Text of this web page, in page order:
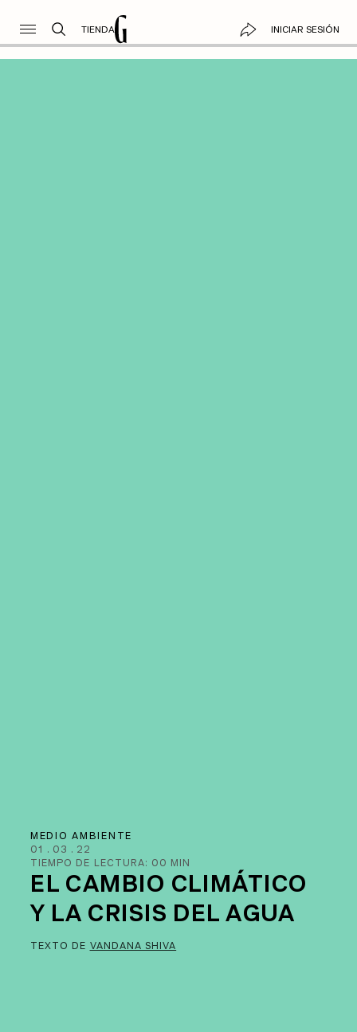
TIENDA INICIAR SESIÓN
MEDIO AMBIENTE
01 . 03 . 22
TIEMPO DE LECTURA: 00 MIN
EL CAMBIO CLIMÁTICO
Y LA CRISIS DEL AGUA
TEXTO DE VANDANA SHIVA